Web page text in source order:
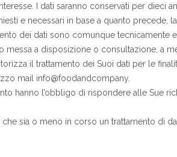
I dati saranno conservati per dieci
e necessari in base a quanto
dei dati sono comunque tecnicamente
messa a disposizione o consultazione, a
il trattamento dei Suoi dati per le
mail info@foodandcompany.
hanno l’obbligo di rispondere alle Sue
sia o meno in corso un trattamento di